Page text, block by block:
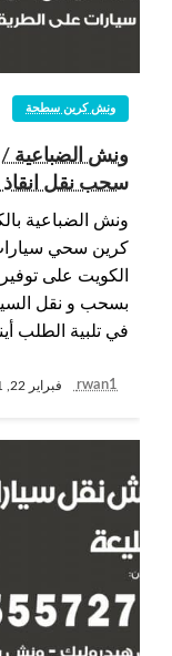
ونش كرين سطحة
سحب نقل انقاذ
ونش الضباعية
كرين سحي
الكويت على
بسحب و نقل
في تلبية الطلب
rwan1 فبراير 22, 2021